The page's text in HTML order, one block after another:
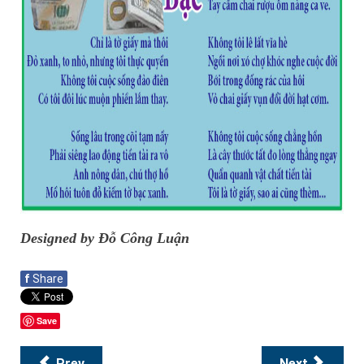
Designed by Đỗ Công Luận
f Share
Save